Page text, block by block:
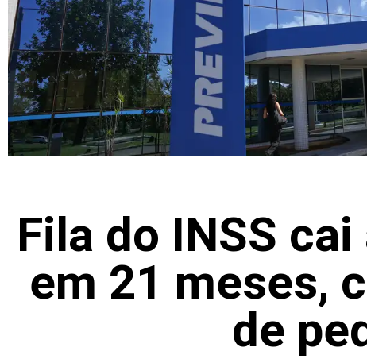
Fila do INSS
em 21 meses,
de